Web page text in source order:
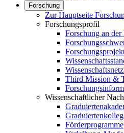
Forschung
Zur Hauptseite
Forschungsprofil
Forschung an
Third Mission &
Wissenschaftlicher
Förderprogramme